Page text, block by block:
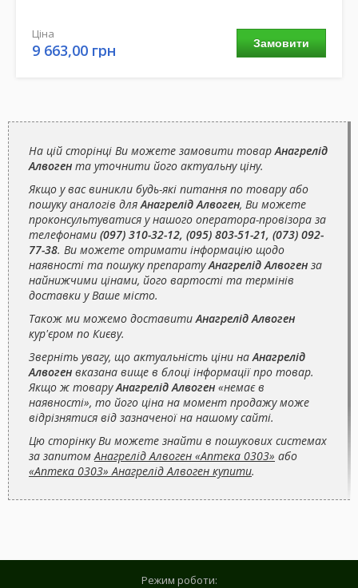
Замовити
Ціна
9 663,00 грн
На цій сторінці Ви можете замовити товарАнагрелід
Алвоген та уточнити його актуальну ціну.
Якщо у вас виникли будь-які питання по товару або
пошуку аналогів дляАнагрелід Алвоген, Ви можете
проконсультуватися у нашого оператора-провізора за
телефонами (097) 310-32-12, (095) 803-51-21, (073) 092-
77-38. Ви можете отримати інформацію щодо
наявності та пошуку препаратуАнагрелід Алвоген за
найнижчими цінами, його вартості та термінів
доставки у Ваше місто.
Також ми можемо доставитиАнагрелід Алвоген
кур'єром по Києву.
Зверніть увагу, що актуальність ціни наАнагрелід
Алвоген вказана вище в блоці інформації про товар.
Якщо ж товаруАнагрелід Алвоген «немає в
наявності», то його ціна на момент продажу може
відрізнятися від зазначеної на нашому сайті.
Цю сторінку Ви можете знайти в пошукових системах
за запитомАнагрелід Алвоген «Аптека 0303» або
«Аптека 0303» Анагрелід Алвоген купити.
Режим роботи: